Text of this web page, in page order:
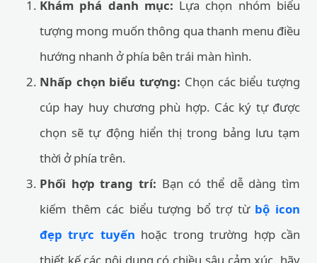
Khám phá danh mục: Lựa chọn nhóm biểu
tượng mong muốn thông qua thanh menu điều
hướng nhanh ở phía bên trái màn hình.
Nhấp chọn biểu tượng: Chọn các biểu tượng
cúp hay huy chương phù hợp. Các ký tự được
chọn sẽ tự động hiển thị trong bảng lưu tạm
thời ở phía trên.
Phối hợp trang trí: Bạn có thể dễ dàng tìm
kiếm thêm các biểu tượng bổ trợ từ bộ icon
đẹp trực tuyến hoặc trong trường hợp cần